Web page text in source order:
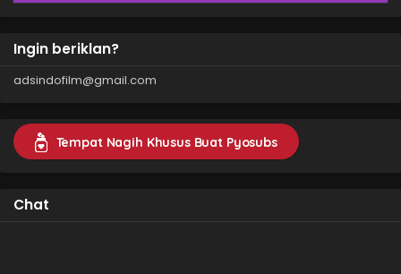
Ingin beriklan?
adsindofilm@gmail.com
Tempat Nagih Khusus Buat Pyosubs
Chat